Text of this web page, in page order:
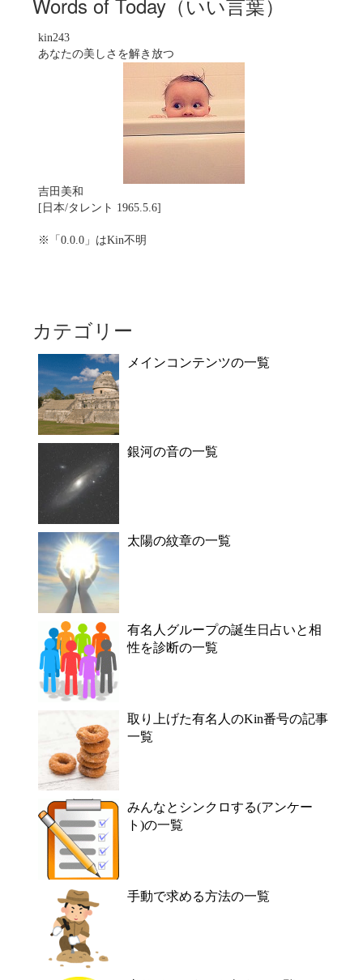
kin243
あなたの美しさを解き放つ
吉田美和
[日本/タレント 1965.5.6]
※「0.0.0」はKin不明
カテゴリー
メインコンテンツの一覧
銀河の音の一覧
太陽の紋章の一覧
有名人グループの誕生日占いと相
性を診断の一覧
取り上げた有名人のKin番号の記事
一覧
みんなとシンクロする(アンケー
ト)の一覧
手動で求める方法の一覧